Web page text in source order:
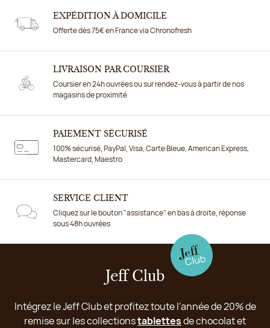
EXPÉDITION À DOMICILE
Offerte dès 75€ en France via Chronofresh
LIVRAISON PAR COURSIER
Coursier en 24h ouvrées ou sur rendez-vous à partir de nos
magasins de proximité
PAIEMENT SÉCURISÉ
100% sécurisé, PayPal, Visa, Carte Bleue, American Express,
Mastercard, Maestro
SERVICE CLIENT
Cliquez sur le bouton "assistance" en bas à droite, réponse
sous 48h ouvrées
Jeff Club
Intégrez le Jeff Club et profitez toute l'année de 20% de
remise sur les collectionstablettesde chocolat et